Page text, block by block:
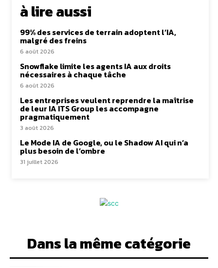
à lire aussi
99% des services de terrain adoptent l’IA,
malgré des freins
6 août 2026
Snowflake limite les agents IA aux droits
nécessaires à chaque tâche
6 août 2026
Les entreprises veulent reprendre la maîtrise
de leur IA ITS Group les accompagne
pragmatiquement
3 août 2026
Le Mode IA de Google, ou le Shadow AI qui n’a
plus besoin de l’ombre
31 juillet 2026
Dans la même catégorie